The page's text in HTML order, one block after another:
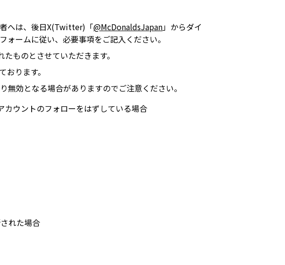
へは、後日X(Twitter)「@McDonaldsJapan」からダイ
ームに従い、必要事項をご記入ください。
ものとさせていただきます。
ります。
効となる場合がありますのでご注意ください。
ウントのフォローをはずしている場合
れた場合